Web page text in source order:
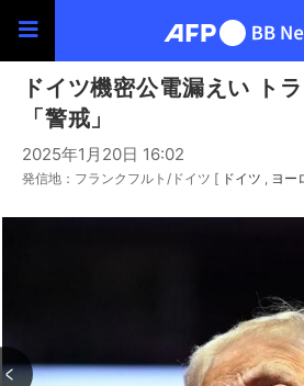
ドイツ機密公電漏えい ト
「警戒」
2025年1月20日 16:02
発信地：フランクフルト/ドイツ [ ドイツ ヨー